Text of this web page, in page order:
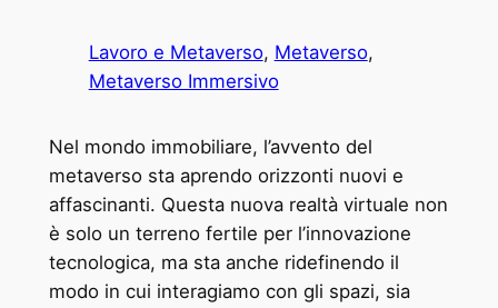
Lavoro e Metaverso, Metaverso
Metaverso Immersivo
Nel mondo immobiliare, l’avvento del
metaverso sta aprendo orizzonti nuovi e
affascinanti. Questa nuova realtà virtuale non
è solo un terreno fertile per l’innovazione
tecnologica, ma sta anche ridefinendo il
modo in cui interagiamo con gli spazi, sia